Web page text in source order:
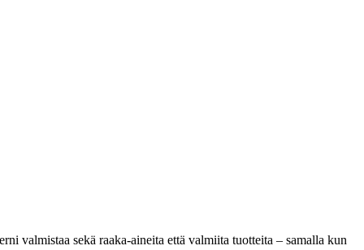
valmistaa sekä raaka-aineita että valmiita tuotteita – samalla kun